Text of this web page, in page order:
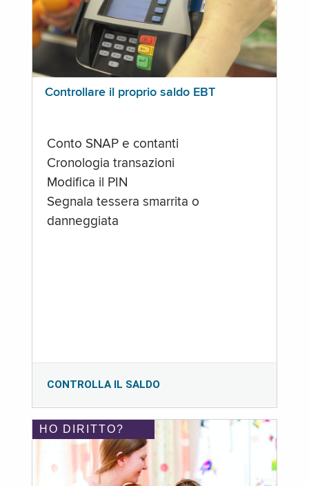
Controllare il proprio saldo EBT
Conto SNAP e contanti
Cronologia transazioni
Modifica il PIN
Segnala tessera smarrita o
danneggiata
CONTROLLA IL SALDO
HO DIRITTO?